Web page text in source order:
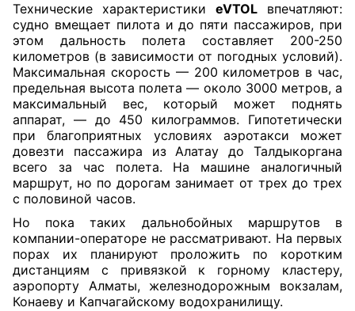
Технические характеристики eVTOL впечатляют:
судно вмещает пилота и до пяти пассажиров, при
этом дальность полета составляет 200-250
километров (в зависимости от погодных условий).
Максимальная скорость — 200 километров в час,
предельная высота полета — около 3000 метров, а
максимальный вес, который может поднять
аппарат, — до 450 килограммов. Гипотетически
при благоприятных условиях аэротакси может
довезти пассажира из Алатау до Талдыкоргана
всего за час полета. На машине аналогичный
маршрут, но по дорогам занимает от трех до трех
с половиной часов.
Но пока таких дальнобойных маршрутов в
компании-операторе не рассматривают. На первых
порах их планируют проложить по коротким
дистанциям с привязкой к горному кластеру,
аэропорту Алматы, железнодорожным вокзалам,
Конаеву и Капчагайскому водохранилищу.